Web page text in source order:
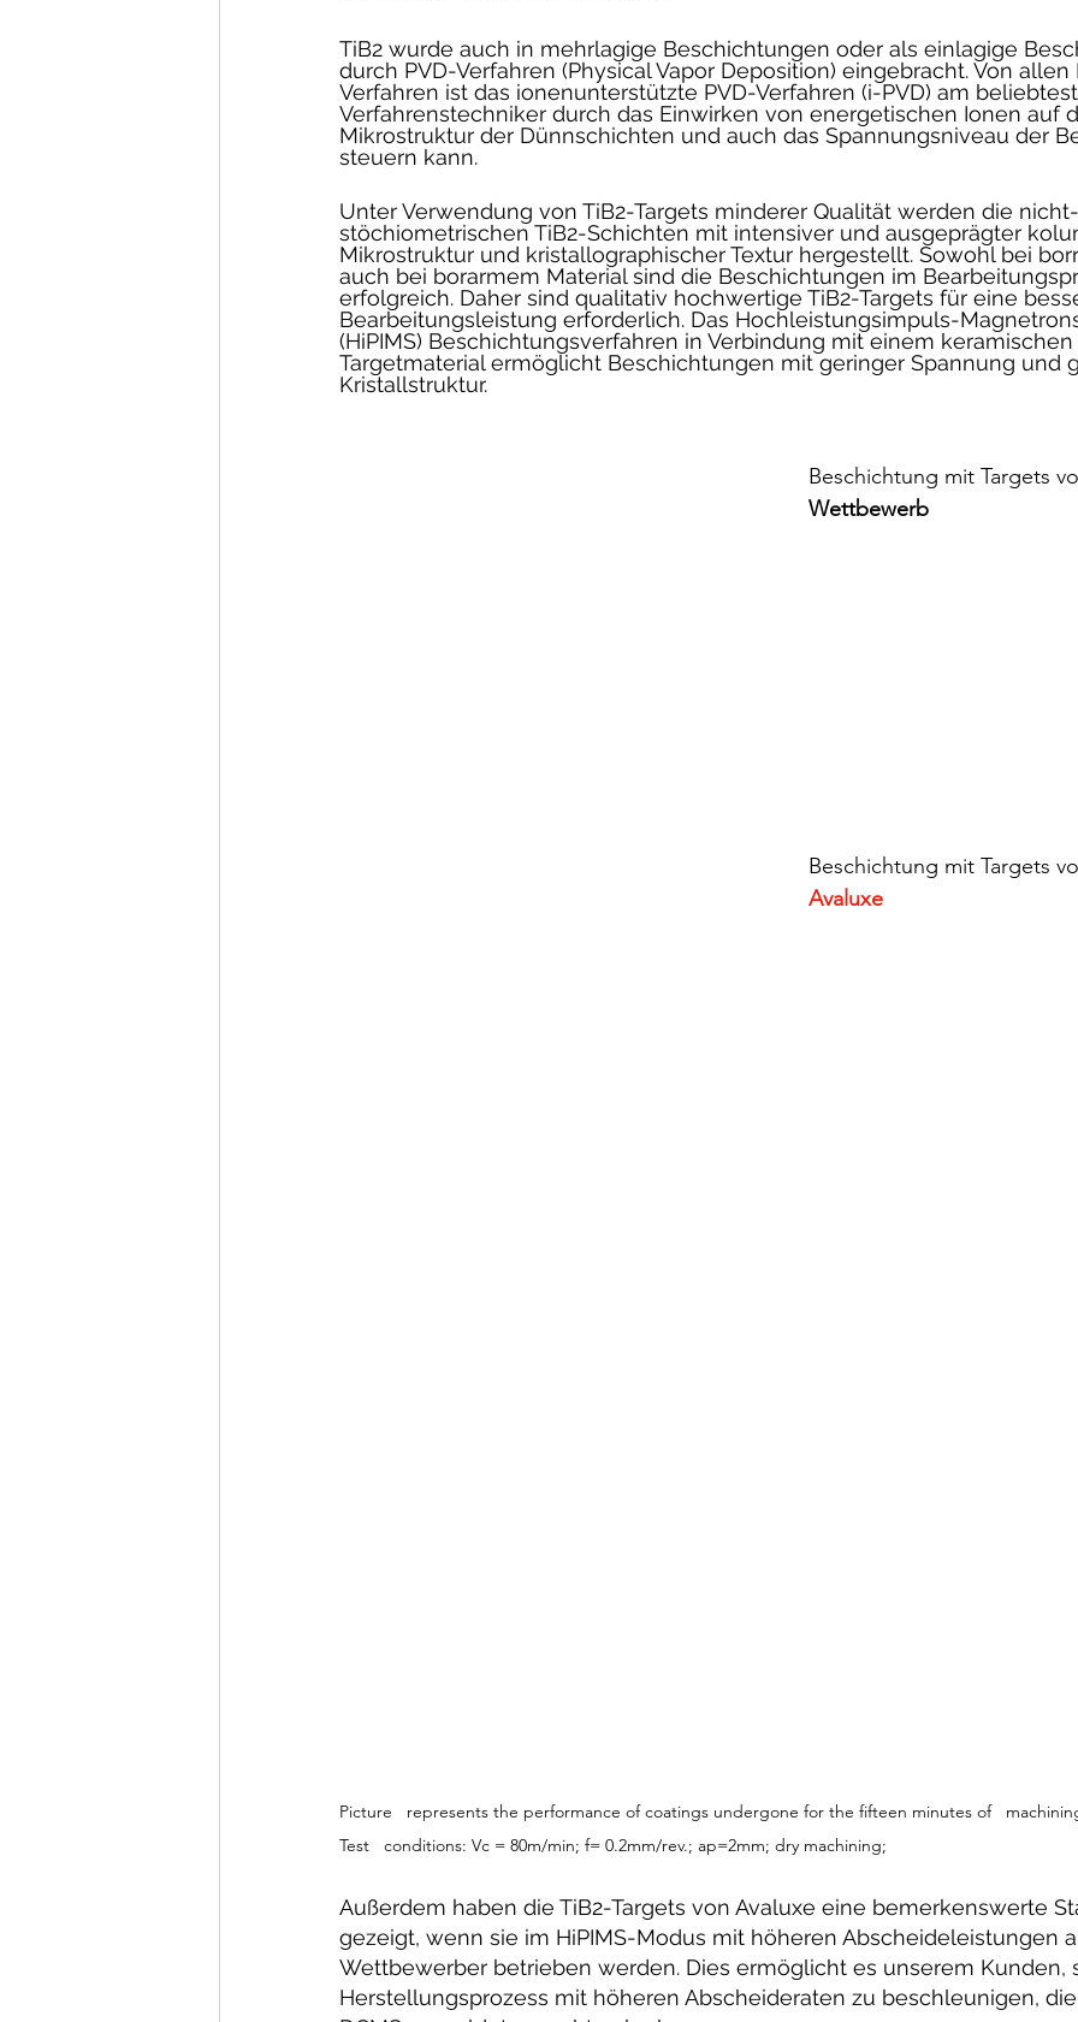
TiB2 wurde auch in mehrlagige Beschichtungen oder als einlagige
durch PVD-Verfahren (Physical Vapor Deposition) eingebracht. Von allen
Verfahren ist das ionenunterstützte PVD-Verfahren (i-PVD) am
Verfahrenstechniker durch das Einwirken von energetischen Ionen auf
Mikrostruktur der Dünnschichten und auch das Spannungsniveau der
steuern kann.
Unter Verwendung von TiB2-Targets minderer Qualität werden die nicht-
stöchiometrischen TiB2-Schichten mit intensiver und ausgeprägter
Mikrostruktur und kristallographischer Textur hergestellt. Sowohl bei
auch bei borarmem Material sind die Beschichtungen im
erfolgreich. Daher sind qualitativ hochwertige TiB2-Targets für eine
Bearbeitungsleistung erforderlich. Das Hochleistungsimpuls-
(HiPIMS) Beschichtungsverfahren in Verbindung mit einem keramischen
Targetmaterial ermöglicht Beschichtungen mit geringer Spannung und
Kristallstruktur.
Beschichtung mit Targets
Wettbewerb
Beschichtung mit Targets
Avaluxe
Picture   represents the performance of coatings undergone for the fifteen minutes of
Test   conditions: Vc = 80m/min; f= 0.2mm/rev.; ap=2mm; dry machining;
Außerdem haben die TiB2-Targets von Avaluxe eine bemerkenswerte
gezeigt, wenn sie im HiPIMS-Modus mit höheren Abscheideleistungen
Wettbewerber betrieben werden. Dies ermöglicht es unserem Kunden,
Herstellungsprozess mit höheren Abscheideraten zu beschleunigen,